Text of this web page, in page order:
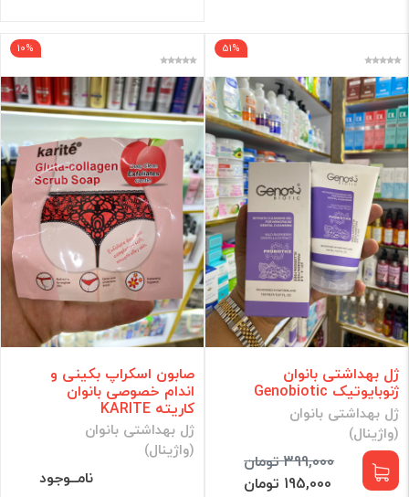
51%
ژل بهداشتی بانوان
ژنوبایوتیک Genobiotic
ژل بهداشتی بانوان
(واژینال)
399,000 تومان
195,000 تومان
10%
صابون اسکراپ بکینی و
اندام خصوصی بانوان
کاریته KARITE
ژل بهداشتی بانوان
(واژینال)
نامــوجود